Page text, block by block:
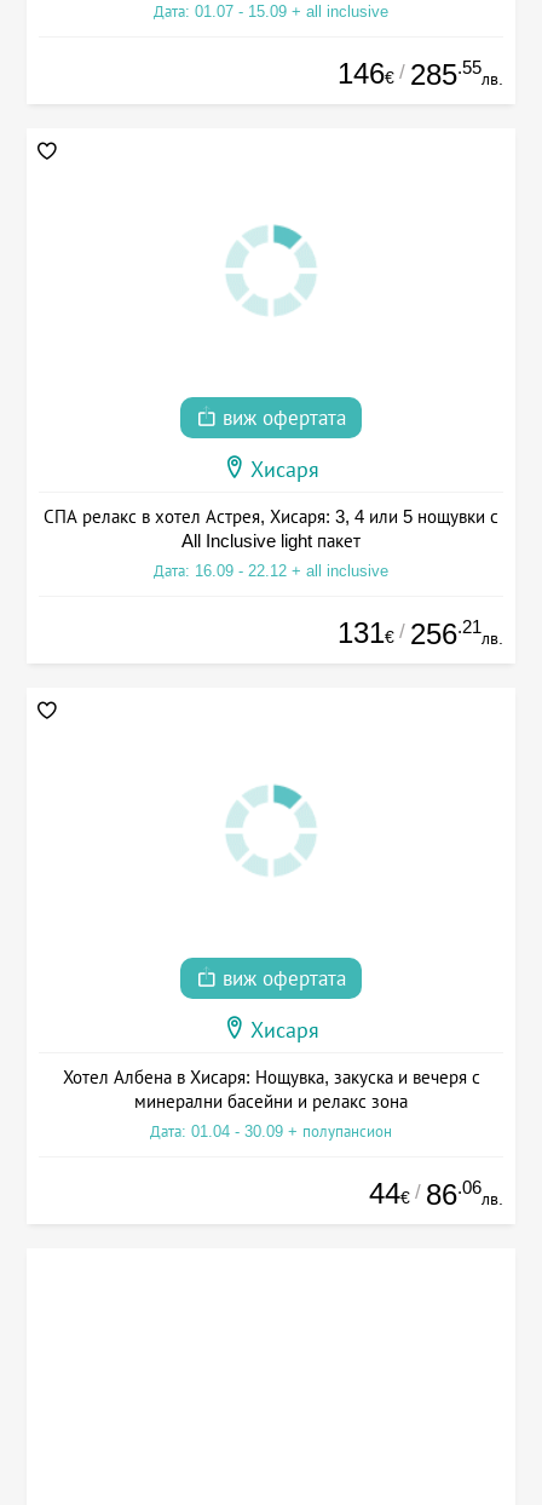
Дата: 01.07 - 15.09 + all inclusive
146€ / 285.55
лв.
виж офертата
Хисаря
СПА релакс в хотел Астрея, Хисаря: 3, 4 или 5 нощувки с
All Inclusive light пакет
Дата: 16.09 - 22.12 + all inclusive
131€ / 256.21
лв.
виж офертата
Хисаря
Хотел Албена в Хисаря: Нощувка, закуска и вечеря с
минерални басейни и релакс зона
Дата: 01.04 - 30.09 + полупансион
44€ / 86.06
лв.